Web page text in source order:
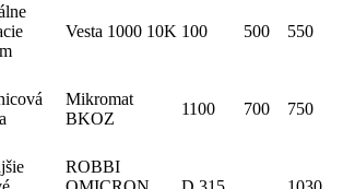
Vesta 1000 10K 100 500 550
Mikromat
BKOZ
1100 700
750
ROBBI